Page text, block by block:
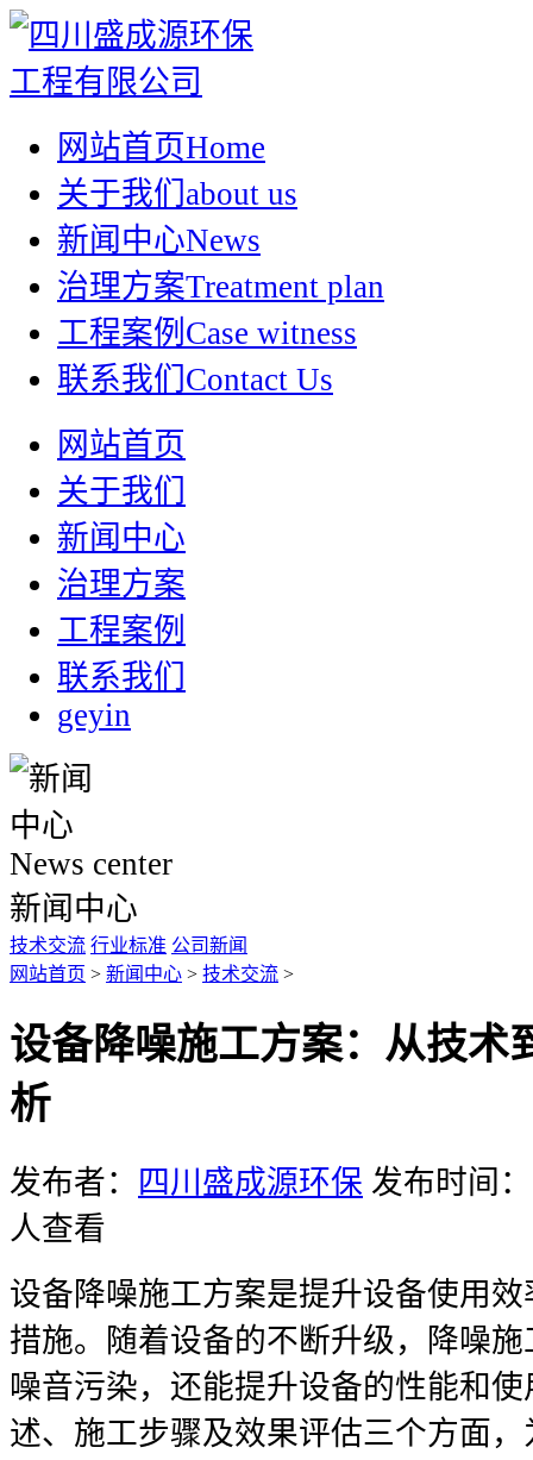
网站首页Home
关于我们 about us
新闻中心News
治理方案Treatment plan
工程案例 Case witness
联系我们 Contact Us
网站首页
关于我们
新闻中心
治理方案
工程案例
联系我们
geyin
News center
新闻中心
技术交流 行业标准 公司新闻
网站首页 > 新闻中心 > 技术交流 >
设备降噪施工方案：从技术
析
发布者： 四川盛成源环保 发布时间
人查看
设备降噪施工方案是提升设备使用
措施。随着设备的不断升级，降噪
噪音污染，还能提升设备的性能和
述、施工步骤及效果评估三个方面